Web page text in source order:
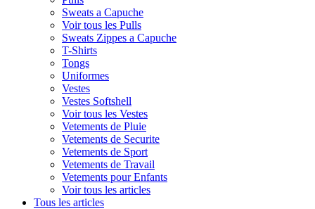
Sweats a Capuche
Voir tous les Pulls
Sweats Zippes a Capuche
T-Shirts
Tongs
Uniformes
Vestes
Vestes Softshell
Voir tous les Vestes
Vetements de Pluie
Vetements de Securite
Vetements de Sport
Vetements de Travail
Vetements pour Enfants
Voir tous les articles
Tous les articles